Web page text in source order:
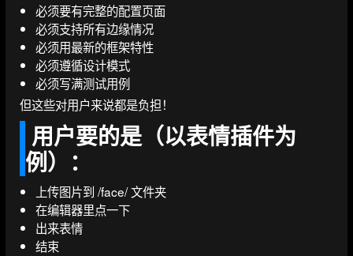
必须要有完整的配置页面
必须支持所有边缘情况
必须用最新的框架特性
必须遵循设计模式
必须写满测试用例
但这些对用户来说都是负担！
用户要的是（以表情插件为
例）：
上传图片到 /face/ 文件夹
在编辑器里点一下
出来表情
结束